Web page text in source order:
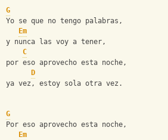
G
Yo se que no tengo palabras,
Em
y nunca las voy a tener,
C
por eso aprovecho esta noche,
D
ya vez, estoy sola otra vez.
G
Por eso aprovecho esta noche,
Em